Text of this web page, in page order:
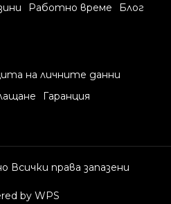
Работно време Блог
на личните данни
Гаранция
Всички права запазени
by WPS